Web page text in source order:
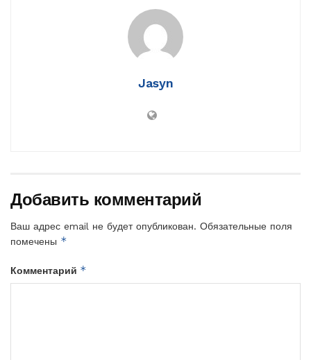
Jasyn
Добавить комментарий
Ваш адрес email не будет опубликован. Обязательные поля
помечены *
Комментарий *